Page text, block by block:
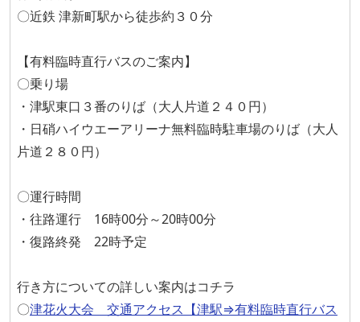
〇近鉄 津新町駅から徒歩約３０分
【有料臨時直行バスのご案内】
〇乗り場
・津駅東口３番のりば（大人片道２４０円）
・日硝ハイウエーアリーナ無料臨時駐車場のりば（大人
片道２８０円）
〇運行時間
・往路運行 16時00分～20時00分
・復路終発 22時予定
行き方についての詳しい案内はコチラ
〇津花火大会 交通アクセス【津駅⇒有料臨時直行バス